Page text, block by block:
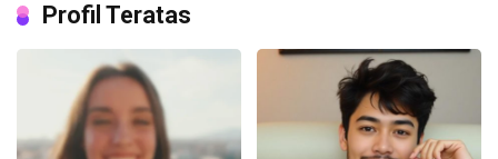
Profil Teratas